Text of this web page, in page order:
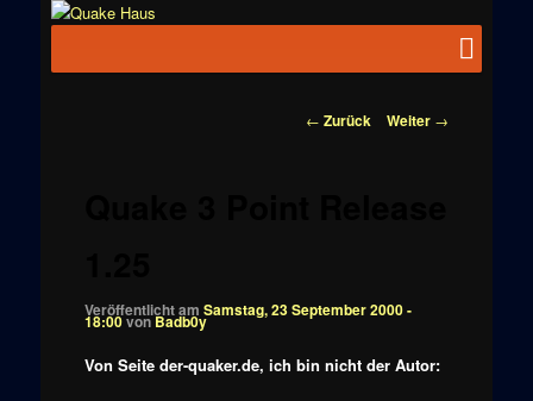
News zu
Beitragsnavigation
← Zurück Weiter →
Veröffentlicht am Samstag, 23 September 2000 -
18:00vonBadb0y
Von Seite der-quaker.de, ich bin nicht der Autor: